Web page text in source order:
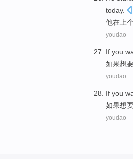
today.
他在 上个
youdao
If you
如果想
youdao
If you
如果想
youdao